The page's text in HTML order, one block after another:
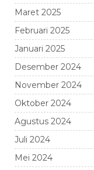
Maret 2025
Februari 2025
Januari 2025
Desember 2024
November 2024
Oktober 2024
Agustus 2024
Juli 2024
Mei 2024